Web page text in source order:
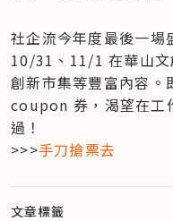
社企流今年度最後一場
10/31、11/1 在華山文
創新市集等豐富內容
coupon 券，渴望在工
過！
>>>手刀搶票去
文章標籤